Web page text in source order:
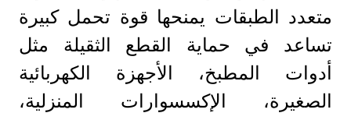
متعدد الطبقات يمنحها قوة تحمل كبيرة
تساعد في حماية القطع الثقيلة مثل
أدوات المطبخ، الأجهزة الكهربائية
الصغيرة، الإكسسوارات المنزلية،